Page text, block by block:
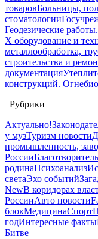
товаровБольницы,
стоматологии
Геодезические работы.
Х оборудование и
металлообработка,
строительства и
документация
конструкций.
Рубрики
Актуально!
у музТуризм новости
промышленность,
России
родинаПсихоанализ
светаЭхо событий
NewВ коридорах
РоссииАвто новости
блокМедицинаСпорт
годИнтересные факты
Битве